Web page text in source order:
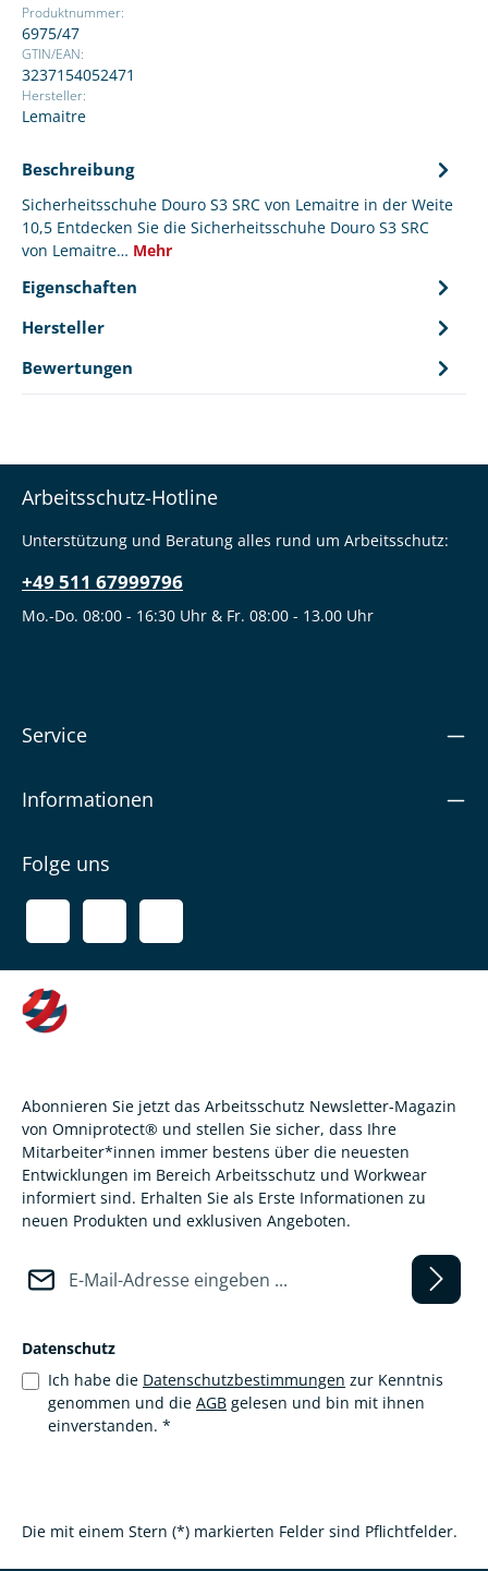
Produktnummer:
6975/47
GTIN/EAN:
3237154052471
Hersteller:
Lemaitre
Beschreibung
Sicherheitsschuhe Douro S3 SRC von Lemaitre in der Weite
10,5 Entdecken Sie die Sicherheitsschuhe Douro S3 SRC
von Lemaitre… Mehr
Eigenschaften
Hersteller
Bewertungen
Arbeitsschutz-Hotline
Unterstützung und Beratung alles rund um Arbeitsschutz:
+49 511 67999796
Mo.-Do. 08:00 - 16:30 Uhr & Fr. 08:00 - 13.00 Uhr
Service
Informationen
Folge uns
Abonnieren Sie jetzt das Arbeitsschutz Newsletter-Magazin
von Omniprotect® und stellen Sie sicher, dass Ihre
Mitarbeiter*innen immer bestens über die neuesten
Entwicklungen im Bereich Arbeitsschutz und Workwear
informiert sind. Erhalten Sie als Erste Informationen zu
neuen Produkten und exklusiven Angeboten.
Datenschutz
Ich habe die Datenschutzbestimmungen zur Kenntnis
genommen und die AGB gelesen und bin mit ihnen
einverstanden. *
Die mit einem Stern (*) markierten Felder sind Pflichtfelder.